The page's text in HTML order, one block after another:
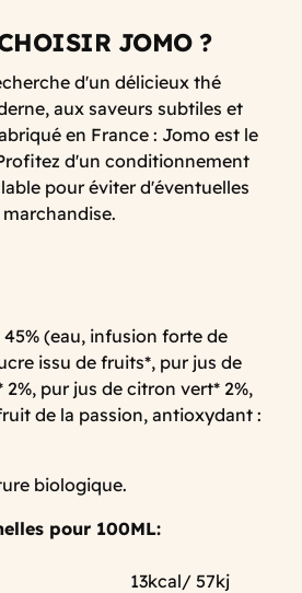
JOMO ?
d'un délicieux thé
aux saveurs subtiles et
en France : Jomo est le
d'un conditionnement
pour éviter d'éventuelles
(eau, infusion forte de
issu de fruits*, pur jus de
pur jus de citron vert* 2%,
de la passion, antioxydant :
biologique.
pour 100ML:
13kcal/ 57kj